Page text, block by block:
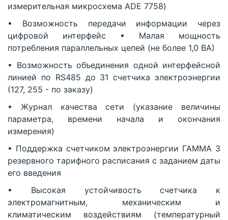
измерительная микросхема ADE 7758)
• Возможность передачи информации через
цифровой интерфейс • Малая мощность
потребления параллельных цепей (не более 1,0 ВА)
• Возможность объединения одной интерфейсной
линией по RS485 до 31 счетчика электроэнергии
(127, 255 - по заказу)
• Журнал качества сети (указание величины
параметра, времени начала и окончания
измерения)
• Поддержка счетчиком электроэнергии ГАММА 3
резервного тарифного расписания с заданием даты
его введения
• Высокая устойчивость счетчика к
электромагнитным, механическим и
климатическим воздействиям (температурный